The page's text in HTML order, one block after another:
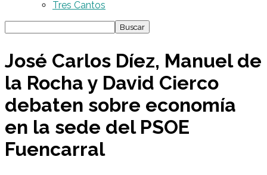
Tres Cantos
José Carlos Díez, Manuel de
la Rocha y David Cierco
debaten sobre economía
en la sede del PSOE
Fuencarral